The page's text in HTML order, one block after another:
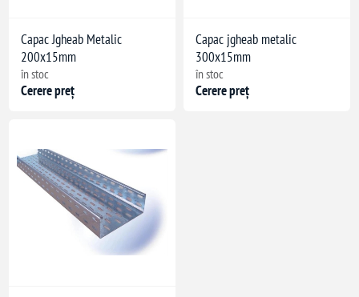
Capac Jgheab Metalic
200x15mm
în stoc
Cerere preț
Capac jgheab metalic
300x15mm
în stoc
Cerere preț